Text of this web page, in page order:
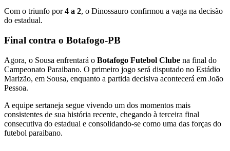
Com o triunfo por4 a 2, o Dinossauro confirmou a vaga na decisão
do estadual.
Final contra o Botafogo-PB
Agora, o Sousa enfrentará o Botafogo Futebol Clube na final do
Campeonato Paraibano. O primeiro jogo será disputado no Estádio
Marizão, em Sousa, enquanto a partida decisiva acontecerá em João
Pessoa.
A equipe sertaneja segue vivendo um dos momentos mais
consistentes de sua história recente, chegando à terceira final
consecutiva do estadual e consolidando-se como uma das forças do
futebol paraibano.